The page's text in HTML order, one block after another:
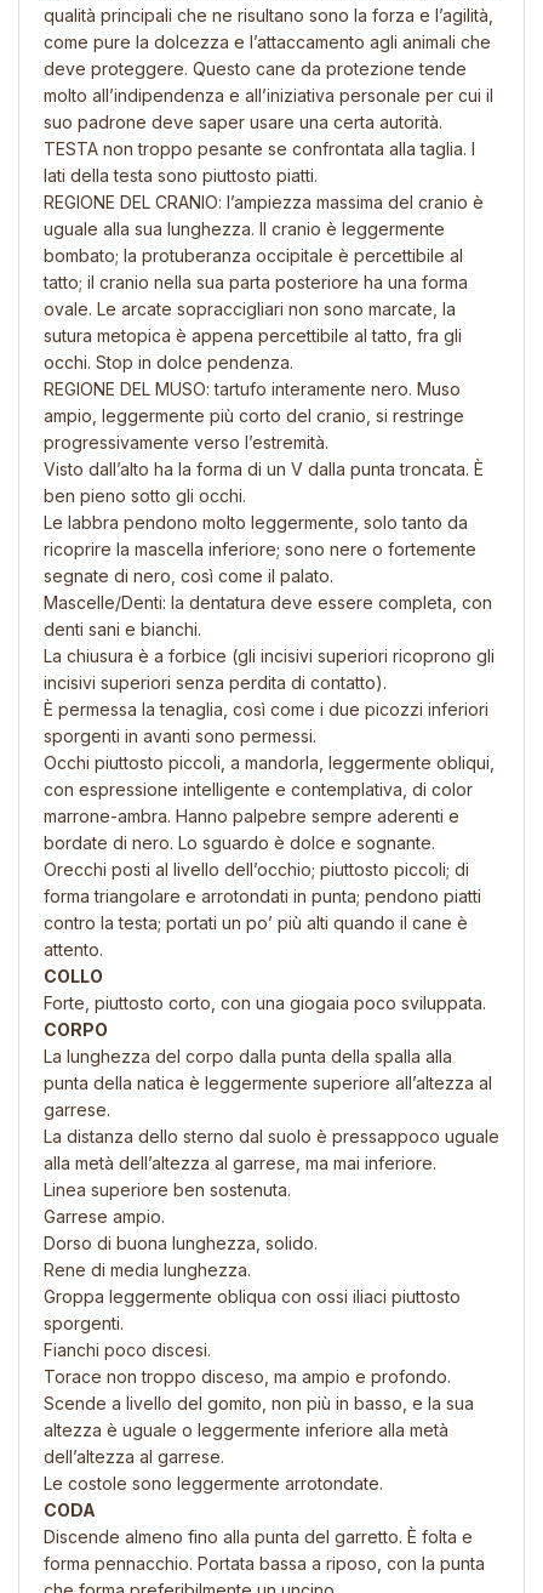
qualità principali che ne risultano sono la forza e l’agilità,
come pure la dolcezza e l’attaccamento agli animali che
deve proteggere. Questo cane da protezione tende
molto all’indipendenza e all’iniziativa personale per cui il
suo padrone deve saper usare una certa autorità.
TESTA non troppo pesante se confrontata alla taglia. I
lati della testa sono piuttosto piatti.
REGIONE DEL CRANIO: l’ampiezza massima del cranio è
uguale alla sua lunghezza. Il cranio è leggermente
bombato; la protuberanza occipitale è percettibile al
tatto; il cranio nella sua parta posteriore ha una forma
ovale. Le arcate sopraccigliari non sono marcate, la
sutura metopica è appena percettibile al tatto, fra gli
occhi. Stop in dolce pendenza.
REGIONE DEL MUSO: tartufo interamente nero. Muso
ampio, leggermente più corto del cranio, si restringe
progressivamente verso l’estremità.
Visto dall’alto ha la forma di un V dalla punta troncata. È
ben pieno sotto gli occhi.
Le labbra pendono molto leggermente, solo tanto da
ricoprire la mascella inferiore; sono nere o fortemente
segnate di nero, così come il palato.
Mascelle/Denti: la dentatura deve essere completa, con
denti sani e bianchi.
La chiusura è a forbice (gli incisivi superiori ricoprono gli
incisivi superiori senza perdita di contatto).
È permessa la tenaglia, così come i due picozzi inferiori
sporgenti in avanti sono permessi.
Occhi piuttosto piccoli, a mandorla, leggermente obliqui,
con espressione intelligente e contemplativa, di color
marrone-ambra. Hanno palpebre sempre aderenti e
bordate di nero. Lo sguardo è dolce e sognante.
Orecchi posti al livello dell’occhio; piuttosto piccoli; di
forma triangolare e arrotondati in punta; pendono piatti
contro la testa; portati un po’ più alti quando il cane è
attento.
COLLO
Forte, piuttosto corto, con una giogaia poco sviluppata.
CORPO
La lunghezza del corpo dalla punta della spalla alla
punta della natica è leggermente superiore all’altezza al
garrese.
La distanza dello sterno dal suolo è pressappoco uguale
alla metà dell’altezza al garrese, ma mai inferiore.
Linea superiore ben sostenuta.
Garrese ampio.
Dorso di buona lunghezza, solido.
Rene di media lunghezza.
Groppa leggermente obliqua con ossi iliaci piuttosto
sporgenti.
Fianchi poco discesi.
Torace non troppo disceso, ma ampio e profondo.
Scende a livello del gomito, non più in basso, e la sua
altezza è uguale o leggermente inferiore alla metà
dell’altezza al garrese.
Le costole sono leggermente arrotondate.
CODA
Discende almeno fino alla punta del garretto. È folta e
forma pennacchio. Portata bassa a riposo, con la punta